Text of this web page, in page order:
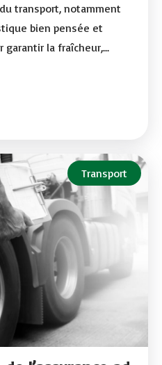
transport, notamment
bien pensée et
la fraîcheur,...
Transport